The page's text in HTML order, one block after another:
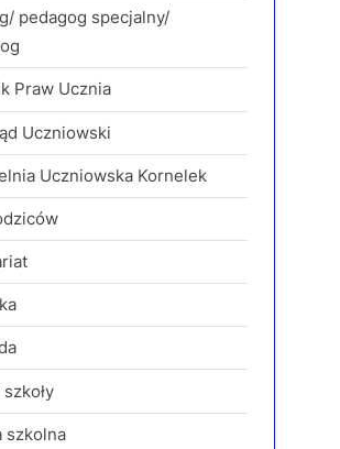
pedagog specjalny/
Praw Ucznia
Uczniowski
Uczniowska Kornelek
szkolna